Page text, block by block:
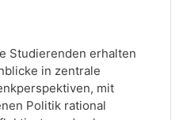
Studierenden erhalten
in zentrale
mit
Politik rational